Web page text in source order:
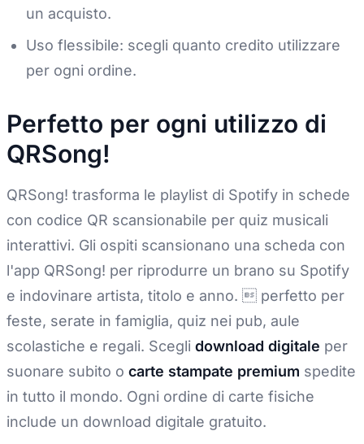
un acquisto.
Uso flessibile: scegli quanto credito utilizzare
per ogni ordine.
Perfetto per ogni utilizzo di
QRSong!
QRSong! trasforma le playlist di Spotify in schede
con codice QR scansionabile per quiz musicali
interattivi. Gli ospiti scansionano una scheda con
l'app QRSong! per riprodurre un brano su Spotify
e indovinare artista, titolo e anno.  perfetto per
feste, serate in famiglia, quiz nei pub, aule
scolastiche e regali. Scegli download digitale per
suonare subito o carte stampate premium spedite
in tutto il mondo. Ogni ordine di carte fisiche
include un download digitale gratuito.